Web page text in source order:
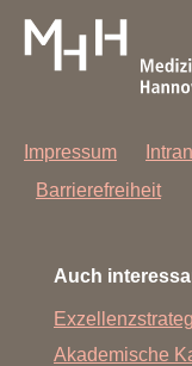
Impressum
Barrierefreiheit
Auch
Akademische